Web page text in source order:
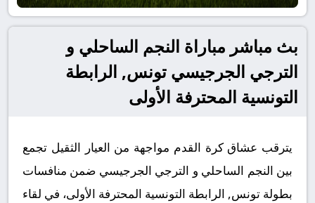
بث مباشر مباراة النجم الساحلي و
الترجي الجرجيسي تونس, الرابطة
التونسية المحترفة الأولى
يترقب عشاق كرة القدم مواجهة من العيار الثقيل تجمع
بين النجم الساحلي و الترجي الجرجيسي ضمن منافسات
بطولة تونس, الرابطة التونسية المحترفة الأولى، في لقاء